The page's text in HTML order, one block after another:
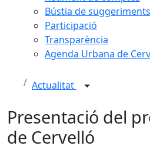
Bústia de suggeriments
Participació
Transparència
Agenda Urbana de
Actualitat
Presentació del
de Cervelló